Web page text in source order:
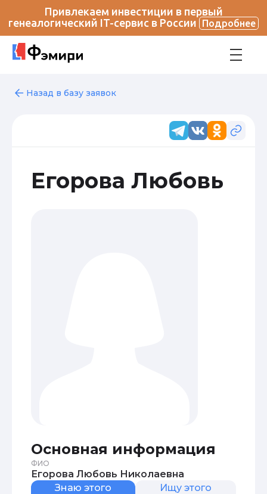
Привлекаем инвестиции в первый
генеалогический IT-сервис в России
Подробнее
Назад в базу заявок
Егорова Любовь
Основная информация
ФИО
Егорова Любовь Николаевна
Знаю этого
Ищу этого